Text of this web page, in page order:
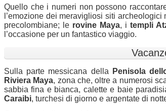
Quello che i numeri non possono
l’emozione dei meravigliosi siti
precolombiane; le rovine Maya, itempli
l’occasione per un fantastico viaggio.
Sulla parte messicana della Penisola
Riviera Maya, zona che, oltre a numerosi
sabbia fina e bianca, calette e baie
Caraibi, turchesi di giorno e argentate di